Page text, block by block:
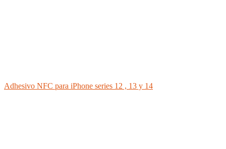
Adhesivo NFC para iPhone series 12 , 13 y 14